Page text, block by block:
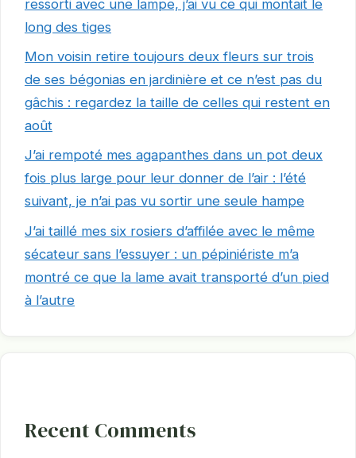
ressorti avec une lampe, j’ai vu ce qui montait le
long des tiges
Mon voisin retire toujours deux fleurs sur trois
de ses bégonias en jardinière et ce n’est pas du
gâchis : regardez la taille de celles qui restent en
août
J’ai rempoté mes agapanthes dans un pot deux
fois plus large pour leur donner de l’air : l’été
suivant, je n’ai pas vu sortir une seule hampe
J’ai taillé mes six rosiers d’affilée avec le même
sécateur sans l’essuyer : un pépiniériste m’a
montré ce que la lame avait transporté d’un pied
à l’autre
Recent Comments